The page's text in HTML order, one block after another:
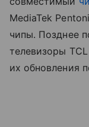
MediaTek
чипы. Позднее
телевизоры
их обновления